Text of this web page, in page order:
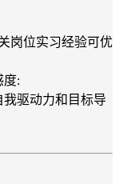
岗位实习经验可优
度:
驱动力和目标导